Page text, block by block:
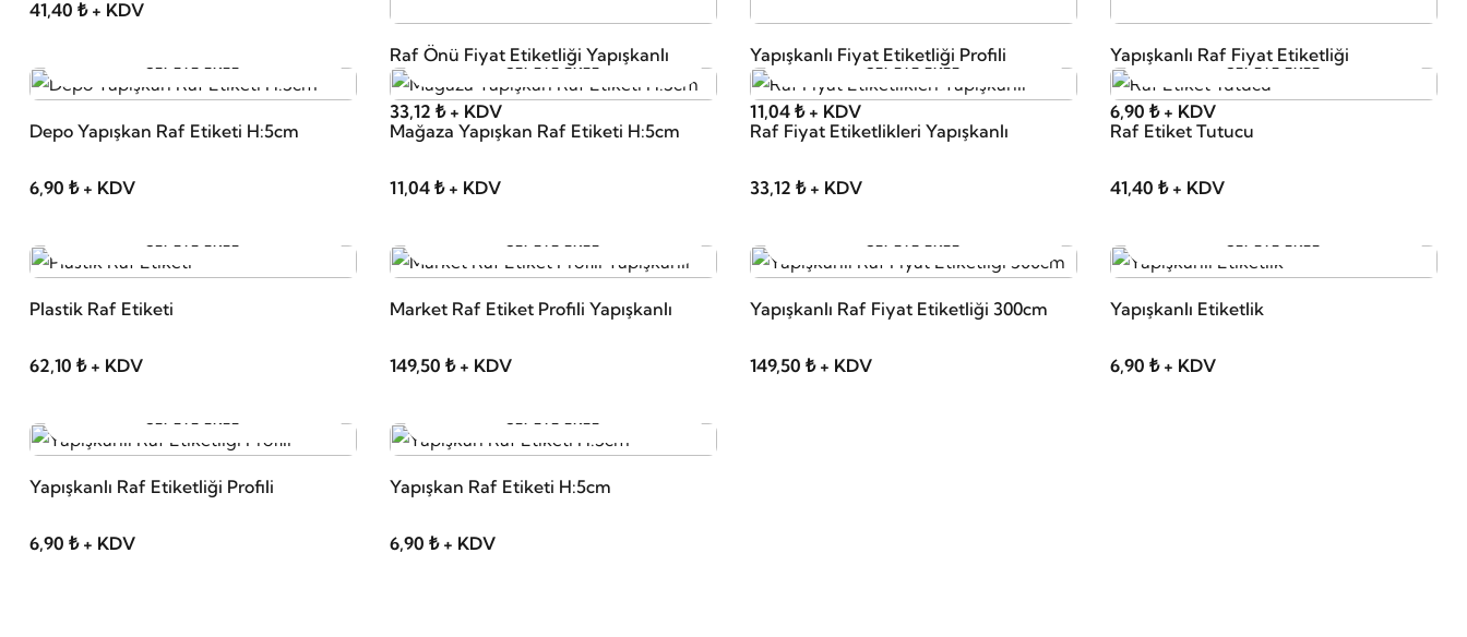
41,40 ₺ + KDV
Raf Önü Fiyat Etiketliği Yapışkanlı
33,12 ₺ + KDV
Yapışkanlı Fiyat Etiketliği Profili
11,04 ₺ + KDV
Yapışkanlı Raf Fiyat Etiketliği
6,90 ₺ + KDV
SEPETE EKLE
Depo Yapışkan Raf Etiketi H:5cm
6,90 ₺ + KDV
SEPETE EKLE
Mağaza Yapışkan Raf Etiketi H:5cm
11,04 ₺ + KDV
SEPETE EKLE
Raf Fiyat Etiketlikleri Yapışkanlı
33,12 ₺ + KDV
SEPETE EKLE
Raf Etiket Tutucu
41,40 ₺ + KDV
SEPETE EKLE
Plastik Raf Etiketi
62,10 ₺ + KDV
SEPETE EKLE
Market Raf Etiket Profili Yapışkanlı
149,50 ₺ + KDV
SEPETE EKLE
Yapışkanlı Raf Fiyat Etiketliği 300cm
149,50 ₺ + KDV
SEPETE EKLE
Yapışkanlı Etiketlik
6,90 ₺ + KDV
SEPETE EKLE
Yapışkanlı Raf Etiketliği Profili
6,90 ₺ + KDV
SEPETE EKLE
Yapışkan Raf Etiketi H:5cm
6,90 ₺ + KDV